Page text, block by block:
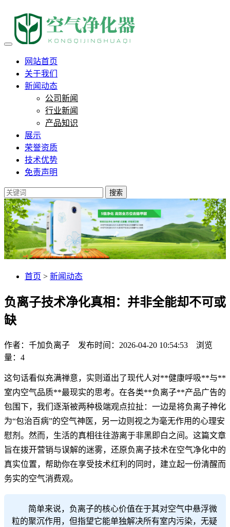
负离子技术净化真相：并非全
网站首页
关于我们
新闻动态
公司新闻
行业新闻
产品知识
展示
荣誉资质
技术优势
免责声明
搜索
首页 > 新闻动态
负离子技术净化真相：并非全能却不可或
缺
作者：千加负离子 发布时间：2026-04-20 10:54:53 浏览
量： 4
这句话看似充满禅意，实则道出了现代人对**健康呼吸**与**
室内空气品质**最现实的思考。在各类**负离子**产品广告的
包围下，我们逐渐被两种极端观点拉扯：一边是将负离子神化
为“包治百病”的空气神医，另一边则视之为毫无作用的心理安
慰剂。然而，生活的真相往往游离于非黑即白之间。这篇文章
旨在拨开营销与误解的迷雾，还原负离子技术在空气净化中的
真实位置，帮助你在享受技术红利的同时，建立起一份清醒而
务实的空气消费观。
简单来说，负离子的核心价值在于其对空气中悬浮微
粒的聚沉作用，但指望它能单独解决所有室内污染，无疑